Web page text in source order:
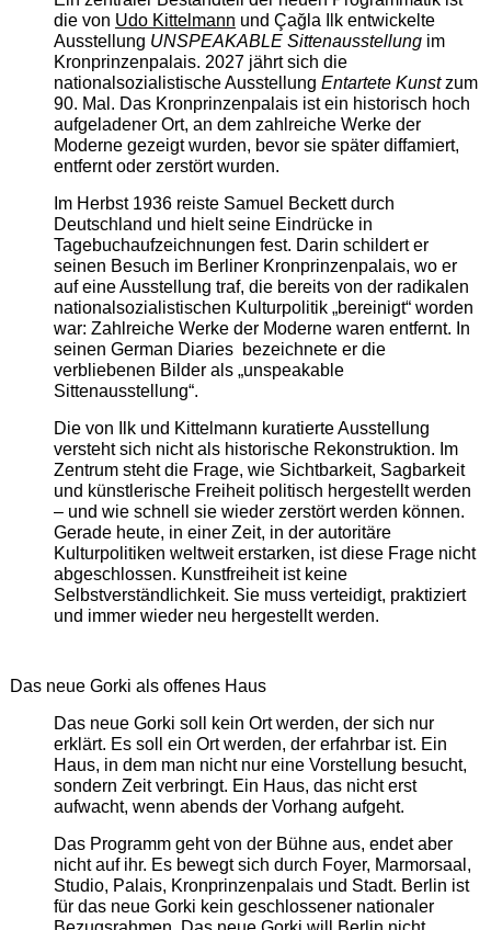
die von Udo Kittelmann und Çağla Ilk entwickelte
Ausstellung UNSPEAKABLE Sittenausstellungim
Kronprinzenpalais. 2027 jährt sich die
nationalsozialistische Ausstellung Entartete Kunstzum
90. Mal. Das Kronprinzenpalais ist ein historisch hoch
aufgeladener Ort, an dem zahlreiche Werke der
Moderne gezeigt wurden, bevor sie später diffamiert,
entfernt oder zerstört wurden.
Im Herbst 1936 reiste Samuel Beckett durch
Deutschland und hielt seine Eindrücke in
Tagebuchaufzeichnungen fest. Darin schildert er
seinen Besuch im Berliner Kronprinzenpalais, wo er
auf eine Ausstellung traf, die bereits von der radikalen
nationalsozialistischen Kulturpolitik „bereinigt“ worden
war: Zahlreiche Werke der Moderne waren entfernt. In
seinen German Diaries bezeichnete er die
verbliebenen Bilder als „unspeakable
Sittenausstellung“.
Die von Ilk und Kittelmann kuratierte Ausstellung
versteht sich nicht als historische Rekonstruktion. Im
Zentrum steht die Frage, wie Sichtbarkeit, Sagbarkeit
und künstlerische Freiheit politisch hergestellt werden
– und wie schnell sie wieder zerstört werden können.
Gerade heute, in einer Zeit, in der autoritäre
Kulturpolitiken weltweit erstarken, ist diese Frage nicht
abgeschlossen. Kunstfreiheit ist keine
Selbstverständlichkeit. Sie muss verteidigt, praktiziert
und immer wieder neu hergestellt werden.
Das neue Gorki als offenes Haus
Das neue Gorki soll kein Ort werden, der sich nur
erklärt. Es soll ein Ort werden, der erfahrbar ist. Ein
Haus, in dem man nicht nur eine Vorstellung besucht,
sondern Zeit verbringt. Ein Haus, das nicht erst
aufwacht, wenn abends der Vorhang aufgeht.
Das Programm geht von der Bühne aus, endet aber
nicht auf ihr. Es bewegt sich durch Foyer, Marmorsaal,
Studio, Palais, Kronprinzenpalais und Stadt. Berlin ist
für das neue Gorki kein geschlossener nationaler